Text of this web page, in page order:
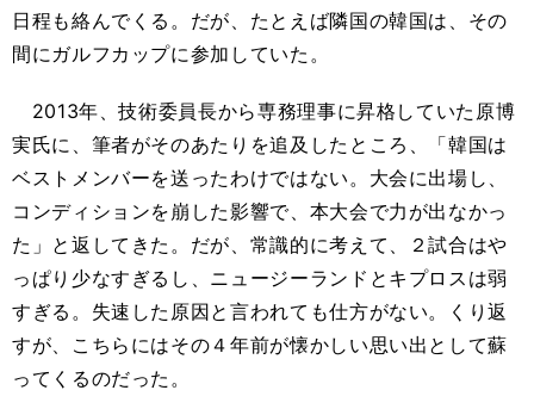
日程も絡んでくる。だが、たとえば隣国の韓国は、その
間にガルフカップに参加していた。
2013年、技術委員長から専務理事に昇格していた原博
実氏に、筆者がそのあたりを追及したところ、「韓国は
ベストメンバーを送ったわけではない。大会に出場し、
コンディションを崩した影響で、本大会で力が出なかっ
た」と返してきた。だが、常識的に考えて、２試合はや
っぱり少なすぎるし、ニュージーランドとキプロスは弱
すぎる。失速した原因と言われても仕方がない。くり返
すが、こちらにはその４年前が懐かしい思い出として蘇
ってくるのだった。